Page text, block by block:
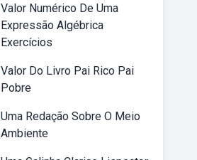
Valor Numérico De Uma
Expressão Algébrica
Exercícios
Valor Do Livro Pai Rico Pai
Pobre
Uma Redação Sobre O Meio
Ambiente